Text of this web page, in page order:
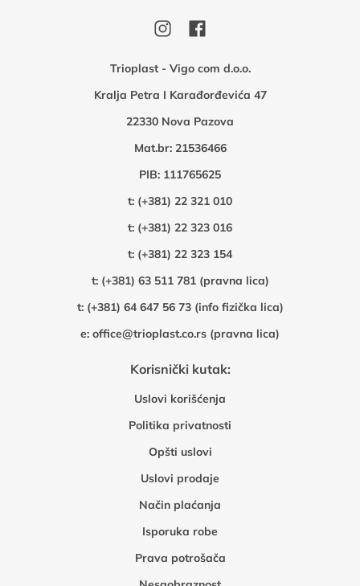
Trioplast - Vigo com d.o.o.
Kralja Petra I Karađorđevića 47
22330 Nova Pazova
Mat.br: 21536466
PIB: 111765625
t: (+381) 22 321 010
t: (+381) 22 323 016
t: (+381) 22 323 154
t: (+381) 63 511 781 (pravna lica)
t: (+381) 64 647 56 73 (info fizička lica)
e: office@trioplast.co.rs (pravna lica)
Korisnički kutak:
Uslovi korišćenja
Politika privatnosti
Opšti uslovi
Uslovi prodaje
Način plaćanja
Isporuka robe
Prava potrošača